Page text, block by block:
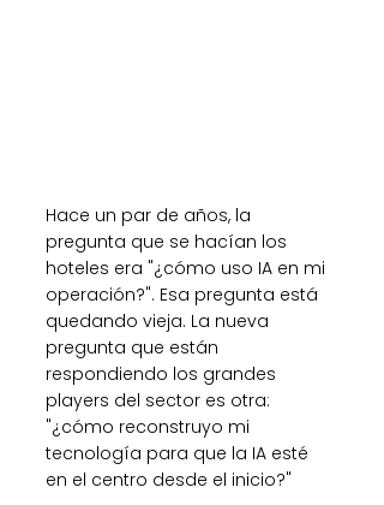
Hace un par de años, la
pregunta que se hacían los
hoteles era "¿cómo uso IA en mi
operación?". Esa pregunta está
quedando vieja. La nueva
pregunta que están
respondiendo los grandes
players del sector es otra:
"¿cómo reconstruyo mi
tecnología para que la IA esté
en el centro desde el inicio?"